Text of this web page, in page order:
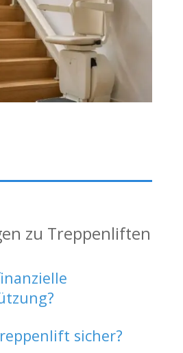
zu Treppenliften
sicher?